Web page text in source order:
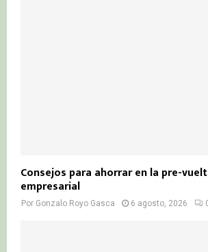
Consejos para ahorrar en la pre-
empresarial
Por Gonzalo Royo Gasca 6 agosto, 2026